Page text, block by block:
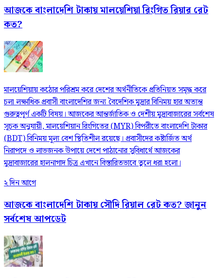
আজকে বাংলাদেশি টাকায় মালয়েশিয়া রিংগিত রিয়ার রেট
কত?
মালয়েশিয়ায় কঠোর পরিশ্রম করে দেশের অর্থনীতিকে প্রতিনিয়ত সমৃদ্ধ করে
চলা লক্ষাধিক প্রবাসী বাংলাদেশির জন্য বৈদেশিক মুদ্রার বিনিময় হার অত্যন্ত
গুরুত্বপূর্ণ একটি বিষয়। আজকের আন্তর্জাতিক ও দেশীয় মুদ্রাবাজারের সর্বশেষ
সূচক অনুযায়ী, মালয়েশিয়ান রিংগিতের (MYR) বিপরীতে বাংলাদেশি টাকার
(BDT) বিনিময় মূল্য বেশ স্থিতিশীল রয়েছে। প্রবাসীদের কষ্টার্জিত অর্থ
নিরাপদে ও লাভজনক উপায়ে দেশে পাঠানোর সুবিধার্থে আজকের
মুদ্রাবাজারের হালনাগাদ চিত্র এখানে বিস্তারিতভাবে তুলে ধরা হলো।
২ দিন আগে
আজকে বাংলাদেশি টাকায় সৌদি রিয়াল রেট কত? জানুন
সর্বশেষ আপডেট